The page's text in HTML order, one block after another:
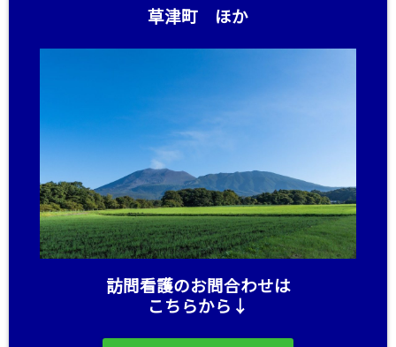
草津町 ほか
訪問看護のお問合わせは
こちらから↓